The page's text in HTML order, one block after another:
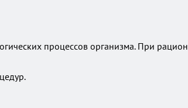
процессов организма. При